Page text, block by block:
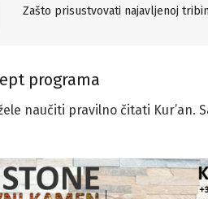
Zašto prisustvovati najavljenoj
programa
naučiti pravilno čitati Kur’an.